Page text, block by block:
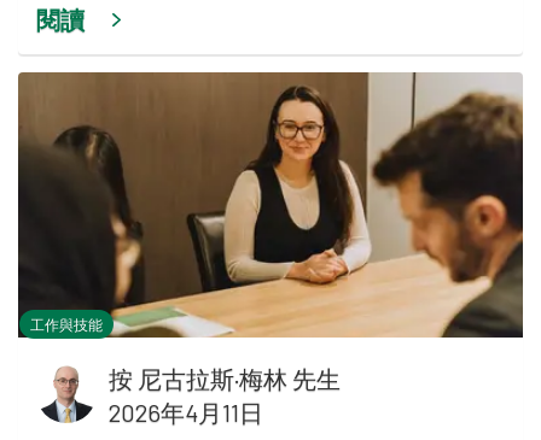
閱讀
工作與技能
按 尼古拉斯·梅林 先生
2026年4月11日